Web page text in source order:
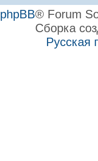
phpBB® Forum
Сборка
Русская